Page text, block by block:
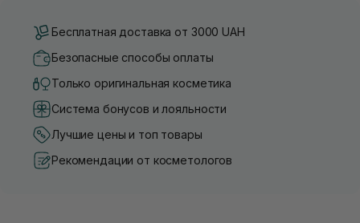
Бесплатная доставка от 3000 UAH
Безопасные способы оплаты
Только оригинальная косметика
Система бонусов и лояльности
Лучшие цены и топ товары
Рекомендации от косметологов